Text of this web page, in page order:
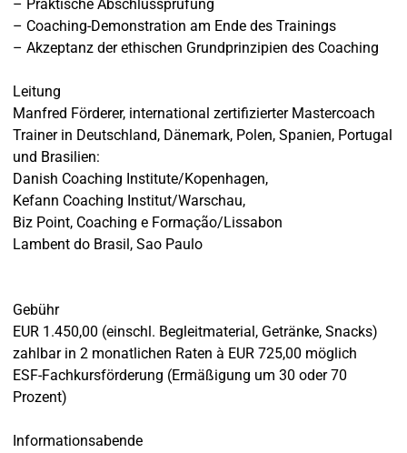
– Praktische Abschlussprüfung
– Coaching-Demonstration am Ende des Trainings
– Akzeptanz der ethischen Grundprinzipien des Coaching
Leitung
Manfred Förderer, international zertifizierter Mastercoach
Trainer in Deutschland, Dänemark, Polen, Spanien, Portugal
und Brasilien:
Danish Coaching Institute/Kopenhagen,
Kefann Coaching Institut/Warschau,
Biz Point, Coaching e Formação/Lissabon
Lambent do Brasil, Sao Paulo
Gebühr
EUR 1.450,00 (einschl. Begleitmaterial, Getränke, Snacks)
zahlbar in 2 monatlichen Raten à EUR 725,00 möglich
ESF-Fachkursförderung (Ermäßigung um 30 oder 70
Prozent)
Informationsabende